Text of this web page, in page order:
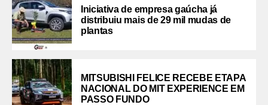
Iniciativa de empresa gaúcha já
distribuiu mais de 29 mil mudas de
plantas
MITSUBISHI FELICE RECEBE ETAPA
NACIONAL DO MIT EXPERIENCE EM
PASSO FUNDO